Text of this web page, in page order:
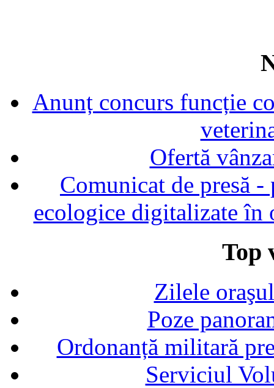
Anunț concurs funcție
Ofertă
Comunicat de presă
ecologice digitalizate în
Top
Zilele
Poze
Ordonanță militară
Serviciul